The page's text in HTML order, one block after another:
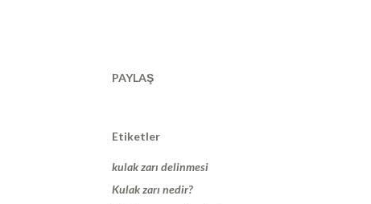
PAYLAŞ
Etiketler
kulak zarı delinmesi
Kulak zarı nedir?